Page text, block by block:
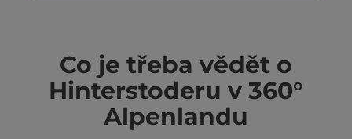
Co je třeba vědět o
Hinterstoderu v 360°
Alpenlandu